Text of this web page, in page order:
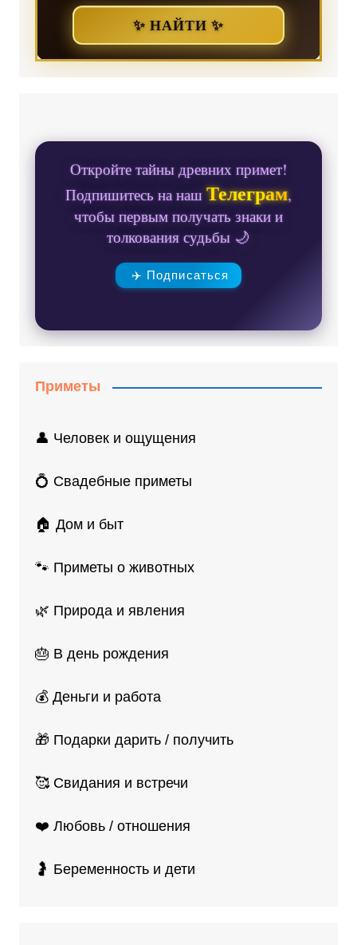
✨ НАЙТИ ✨
Откройте тайны древних примет!
Подпишитесь на нашТелеграм,
чтобы первым получать знаки и
толкования судьбы 🌙
✈️ Подписаться
Приметы
👤 Человек и ощущения
💍 Свадебные приметы
🏠 Дом и быт
🐾 Приметы о животных
🌿 Природа и явления
🎂 В день рождения
💰 Деньги и работа
🎁 Подарки дарить / получить
🥰 Свидания и встречи
❤️ Любовь / отношения
🤰 Беременность и дети